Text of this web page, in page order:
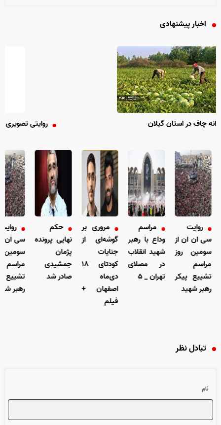
اخبار پیشنهادی
گیلان روایتی تصویری از نگاهِ دردمند
روایت
ان ان از
روز
پیکر
شهید
مراسم
وداع با رهبر
شهید انقلاب
در مصلای
تهران _ ۵
مروری بر
گوشه‌ای از
جنایات
کودتای ۱۸
دی‌ماه
اصفهان +
فیلم
حکم
نهایی پرونده
پژمان
جمشیدی
صادر شد
روایت
سی ان ان از
سومین روز
مراسم
تشییع پیکر
رهبر شهید
تبادل نظر
نام